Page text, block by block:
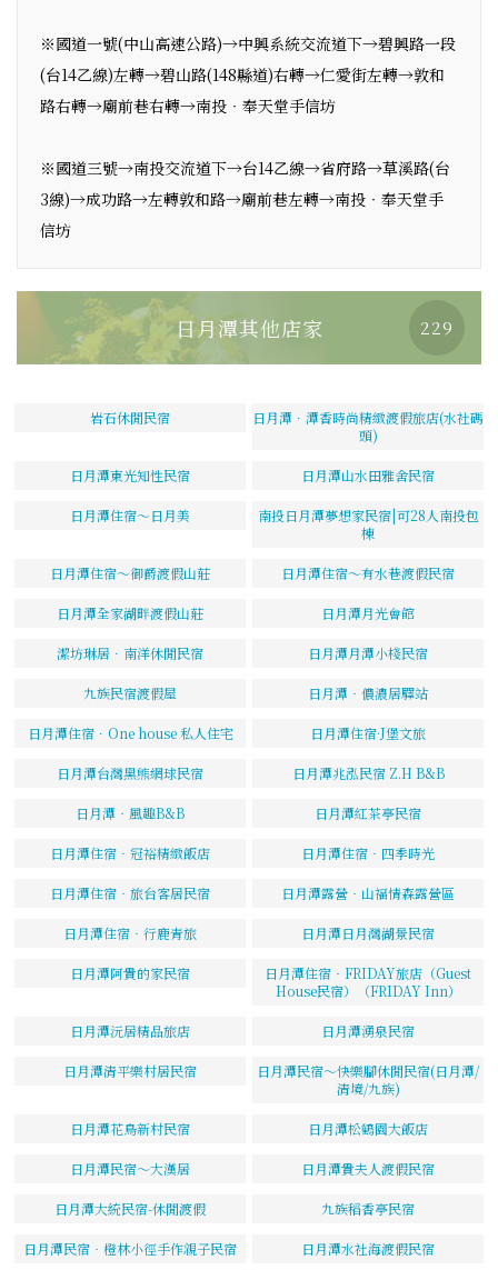
※國道一號(中山高速公路)→中興系統交流道下→碧興路一段
(台14乙線)左轉→碧山路(148縣道)右轉→仁愛街左轉→敦和
路右轉→廟前巷右轉→南投‧奉天堂手信坊
※國道三號→南投交流道下→台14乙線→省府路→草溪路(台
3線)→成功路→左轉敦和路→廟前巷左轉→南投‧奉天堂手
信坊
日月潭其他店家 229
岩石休閒民宿
日月潭．潭香時尚精緻渡假旅店(水社碼
頭)
日月潭東光知性民宿 日月潭山水田雅舍民宿
日月潭住宿～日月美
南投日月潭夢想家民宿|可28人南投包
棟
日月潭住宿～御爵渡假山莊 日月潭住宿～有水巷渡假民宿
日月潭全家湖畔渡假山莊 日月潭月光會館
潔坊琳居．南洋休閒民宿 日月潭月潭小棧民宿
九族民宿渡假屋 日月潭‧儂濃居驛站
日月潭住宿．One house 私人住宅 日月潭住宿·J堡文旅
日月潭台灣黑熊網球民宿 日月潭兆泓民宿 Z.H B&B
日月潭‧風趣B&B 日月潭紅茶亭民宿
日月潭住宿‧冠裕精緻飯店 日月潭住宿‧四季時光
日月潭住宿‧旅台客居民宿 日月潭露營‧山福情森露營區
日月潭住宿‧行鹿青旅 日月潭日月灣湖景民宿
日月潭阿貴的家民宿
日月潭住宿‧FRIDAY旅店（Guest
House民宿）（FRIDAY Inn）
日月潭沅居精品旅店 日月潭湧泉民宿
日月潭清平樂村居民宿
日月潭民宿～快樂腳休閒民宿(日月潭/
清境/九族)
日月潭花鳥新村民宿 日月潭松鶴園大飯店
日月潭民宿～大漢居 日月潭貴夫人渡假民宿
日月潭大統民宿-休閒渡假 九族稻香亭民宿
日月潭民宿‧橙林小徑手作親子民宿 日月潭水社海渡假民宿